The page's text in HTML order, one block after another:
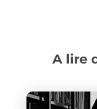
A lire